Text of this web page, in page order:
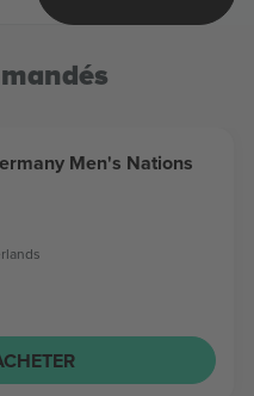
Men's Nations